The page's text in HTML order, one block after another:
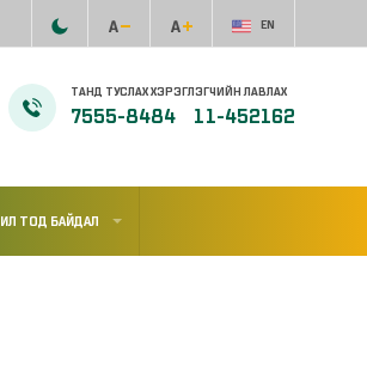
EN
ТАНД ТУСЛАХ ХЭРЭГЛЭГЧИЙН ЛАВЛАХ
7555-8484 11-452162
ИЛ ТОД БАЙДАЛ